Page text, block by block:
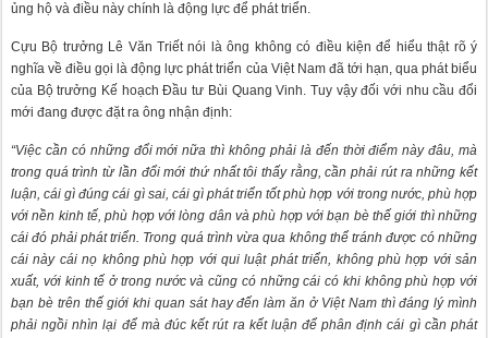
ủng hộ và điều này chính là động lực để phát triển.
Cựu Bộ trưởng Lê Văn Triết nói là ông không có điều kiện để hiểu thật rõ ý
nghĩa về điều gọi là động lực phát triển của Việt Nam đã tới hạn, qua phát biểu
của Bộ trưởng Kế hoạch Đầu tư Bùi Quang Vinh. Tuy vậy đối với nhu cầu đổi
mới đang được đặt ra ông nhận định:
“Việc cần có những đổi mới nữa thì không phải là đến thời điểm này đâu, mà
trong quá trình từ lần đổi mới thứ nhất tôi thấy rằng, cần phải rút ra những kết
luận, cái gì đúng cái gì sai, cái gì phát triển tốt phù hợp với trong nước, phù hợp
với nền kinh tế, phù hợp với lòng dân và phù hợp với bạn bè thế giới thì những
cái đó phải phát triển. Trong quá trình vừa qua không thể tránh được có những
cái này cái nọ không phù hợp với qui luật phát triển, không phù hợp với sản
xuất, với kinh tế ở trong nước và cũng có những cái có khi không phù hợp với
bạn bè trên thế giới khi quan sát hay đến làm ăn ở Việt Nam thì đáng lý mình
phải ngồi nhìn lại để mà đúc kết rút ra kết luận để phân định cái gì cần phát